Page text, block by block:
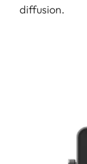
diffusion.